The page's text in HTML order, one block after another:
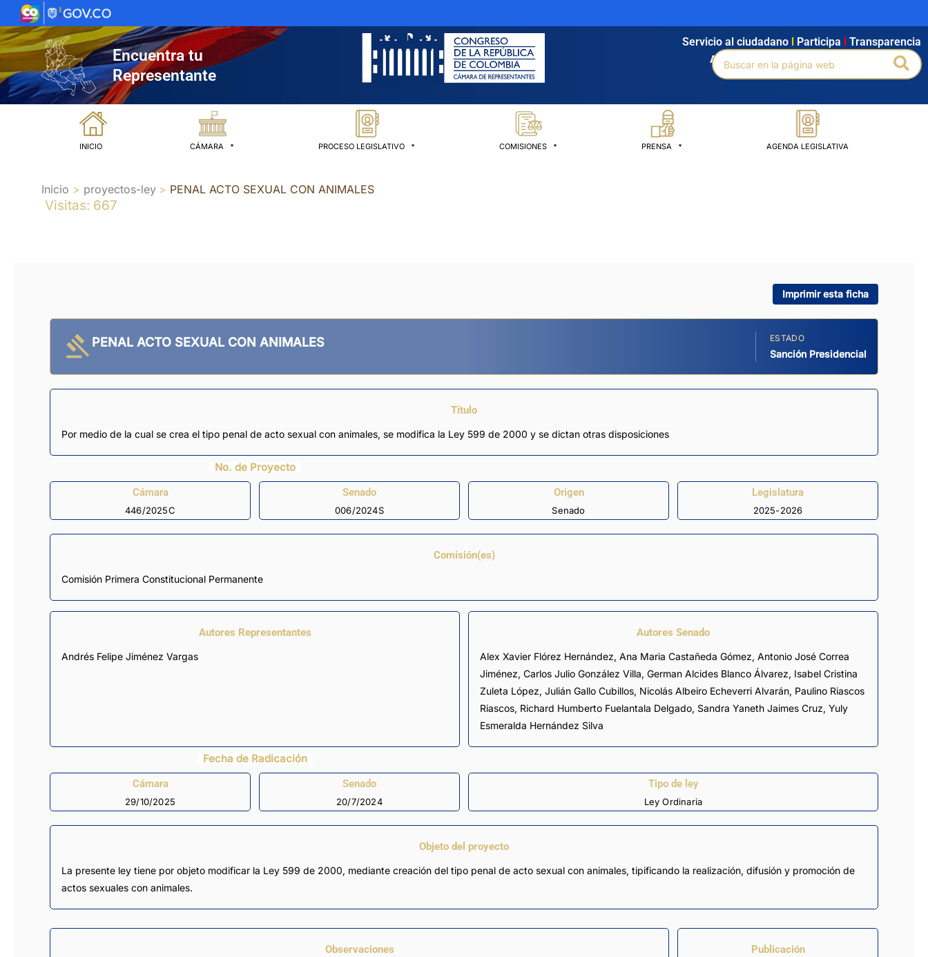
al
contenido
Encuentra tu
Representante
Agendamiento Intranet Búsqueda avanzada
Servicio al ciudadano Participa Transparencia
Buscar
por:
INICIO CÁMARA PROCESO LEGISLATIVO COMISIONES PRENSA AGENDA LEGISLATIVA
Inicio proyectos-ley PENAL ACTO SEXUAL CON ANIMALES
Visitas: 667
Imprimir esta ficha
PENAL ACTO SEXUAL CON ANIMALES ESTADO
Sanción Presidencial
Título
Por medio de la cual se crea el tipo penal de acto sexual con animales, se modifica la Ley 599 de 2000 y se dictan otras disposiciones
No. de Proyecto
Cámara
446/2025C
Senado
006/2024S
Origen
Senado
Legislatura
2025-2026
Comisión(es)
Comisión Primera Constitucional Permanente
Autores Representantes
Andrés Felipe Jiménez Vargas
Autores Senado
Alex Xavier Flórez Hernández, Ana Maria Castañeda Gómez, Antonio José Correa
Jiménez, Carlos Julio González Villa, German Alcides Blanco Álvarez, Isabel Cristina
Zuleta López, Julián Gallo Cubillos, Nicolás Albeiro Echeverri Alvarán, Paulino Riascos
Riascos, Richard Humberto Fuelantala Delgado, Sandra Yaneth Jaimes Cruz, Yuly
Esmeralda Hernández Silva
Fecha de Radicación
Cámara
29/10/2025
Senado
20/7/2024
Tipo de ley
Ley Ordinaria
Objeto del proyecto
La presente ley tiene por objeto modificar la Ley 599 de 2000, mediante creación del tipo penal de acto sexual con animales, tipificando la realización, difusión y promoción de
actos sexuales con animales.
Observaciones Publicación